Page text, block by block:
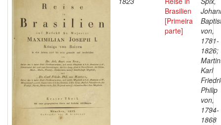
Brasilien
[Primeira
parte]
von,
1781-
1826;
Karl
Philip
von,
1794-
1868